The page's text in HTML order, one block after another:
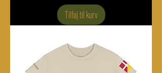
Tilføj til kurv